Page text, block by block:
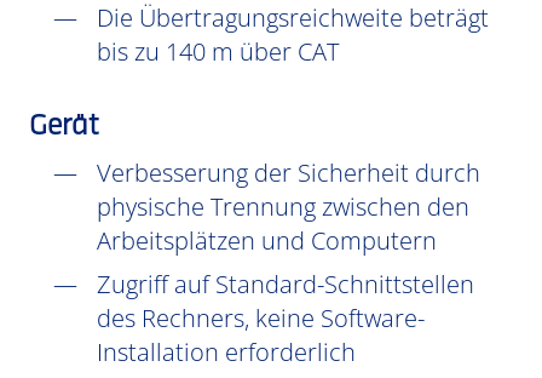
Die Übertragungsreichweite beträgt
bis zu 140 m über CAT
Gerät
Verbesserung der Sicherheit durch
physische Trennung zwischen den
Arbeitsplätzen und Computern
Zugriff auf Standard-Schnittstellen
des Rechners, keine Software-
Installation erforderlich